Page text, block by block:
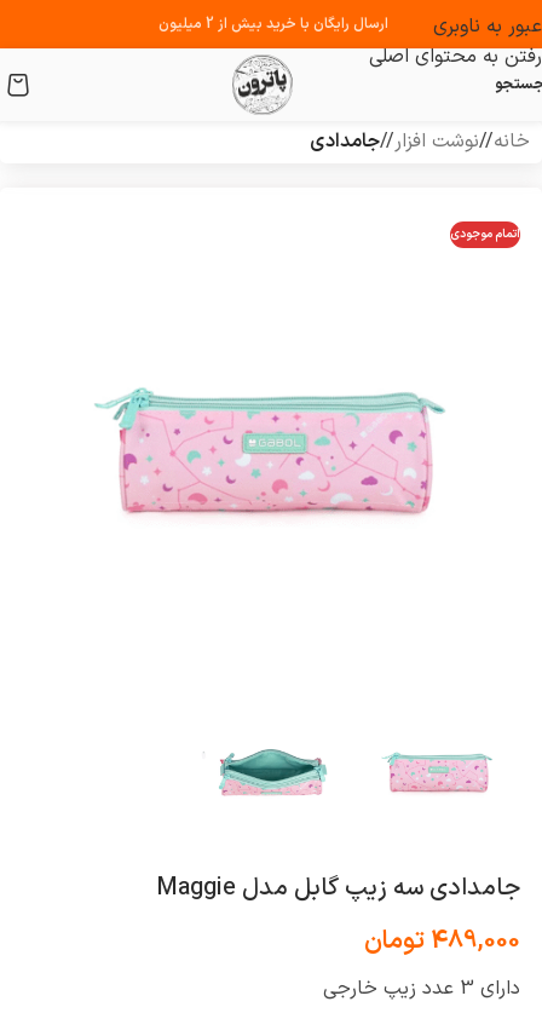
عبور به ناوبری
رفتن به محتوای اصلی
ارسال رایگان با خرید بیش از 2 میلیون
خانه/ نوشت افزار/ جامدادی
اتمام موجودی
جامدادی سه زیپ گابل مدل Maggie
489,000تومان
دارای 3 عدد زیپ خارجی